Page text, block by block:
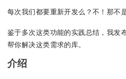
每次我们都要重新开发么？不！那不
鉴于多次这类功能的实践总结，我发
帮你解决这类需求的库。
介绍